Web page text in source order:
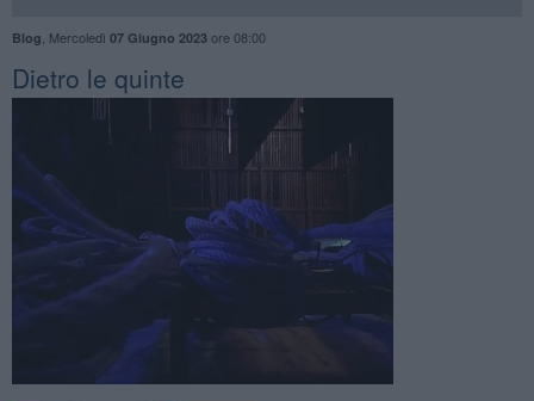
Blog Mercoledì 07 Giugno 2023ore 08:00
​Dietro le quinte